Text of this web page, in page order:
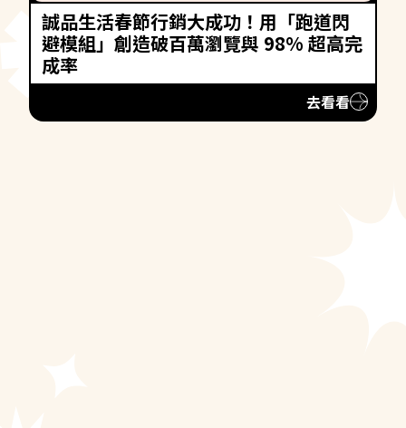
誠品生活春節行銷大成功！用「跑道閃
避模組」創造破百萬瀏覽與 98% 超高完
成率
去看看